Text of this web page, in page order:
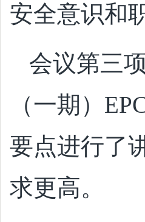
安全意识和
会议第三
（一期）
要点进行了
求更高。